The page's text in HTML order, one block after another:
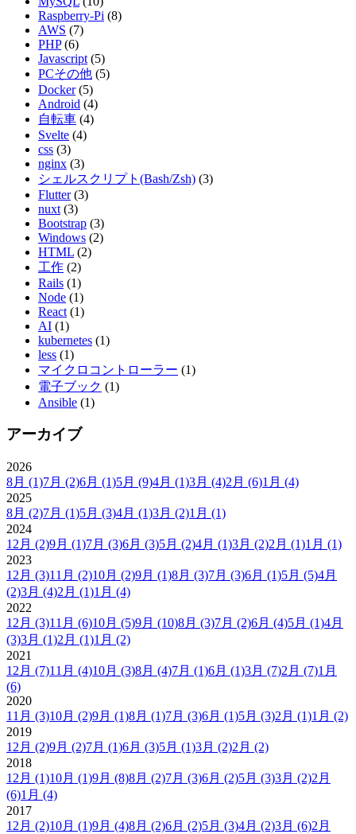
Raspberry-Pi (8)
AWS (7)
PHP (6)
Javascript (5)
PCその他 (5)
Docker (5)
Android (4)
自転車 (4)
Svelte (4)
css (3)
nginx (3)
シェルスクリプト(Bash/Zsh) (3)
Flutter (3)
nuxt (3)
Bootstrap (3)
Windows (2)
HTML (2)
工作 (2)
Rails (1)
Node (1)
React (1)
AI (1)
kubernetes (1)
less (1)
マイクロコントローラー (1)
電子ブック (1)
Ansible (1)
アーカイブ
2026
8月 (1)7月 (2)6月 (1)5月 (9)4月 (1)3月 (4)2月 (6)1月 (4)
2025
8月 (2)7月 (1)5月 (3)4月 (1)3月 (2)1月 (1)
2024
12月 (2)9月 (1)7月 (3)6月 (3)5月 (2)4月 (1)3月 (2)2月 (1)1月 (1)
2023
12月 (3)11月 (2)10月 (2)9月 (1)8月 (3)7月 (3)6月 (1)5月 (5)4月
(2)3月 (4)2月 (1)1月 (4)
2022
12月 (3)11月 (6)10月 (5)9月 (10)8月 (3)7月 (2)6月 (4)5月 (1)4月
(3)3月 (1)2月 (1)1月 (2)
2021
12月 (7)11月 (4)10月 (3)8月 (4)7月 (1)6月 (1)3月 (7)2月 (7)1月
(6)
2020
11月 (3)10月 (2)9月 (1)8月 (1)7月 (3)6月 (1)5月 (3)2月 (1)1月 (2)
2019
12月 (2)9月 (2)7月 (1)6月 (3)5月 (1)3月 (2)2月 (2)
2018
12月 (1)10月 (1)9月 (8)8月 (2)7月 (3)6月 (2)5月 (3)3月 (2)2月
(6)1月 (4)
2017
12月 (2)10月 (1)9月 (4)8月 (2)6月 (2)5月 (3)4月 (2)3月 (6)2月